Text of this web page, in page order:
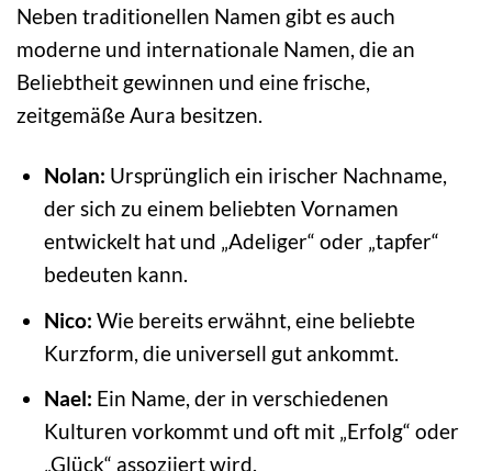
Neben traditionellen Namen gibt es auch
moderne und internationale Namen, die an
Beliebtheit gewinnen und eine frische,
zeitgemäße Aura besitzen.
Nolan: Ursprünglich ein irischer Nachname,
der sich zu einem beliebten Vornamen
entwickelt hat und „Adeliger“ oder „tapfer“
bedeuten kann.
Nico: Wie bereits erwähnt, eine beliebte
Kurzform, die universell gut ankommt.
Nael: Ein Name, der in verschiedenen
Kulturen vorkommt und oft mit „Erfolg“ oder
„Glück“ assoziiert wird.